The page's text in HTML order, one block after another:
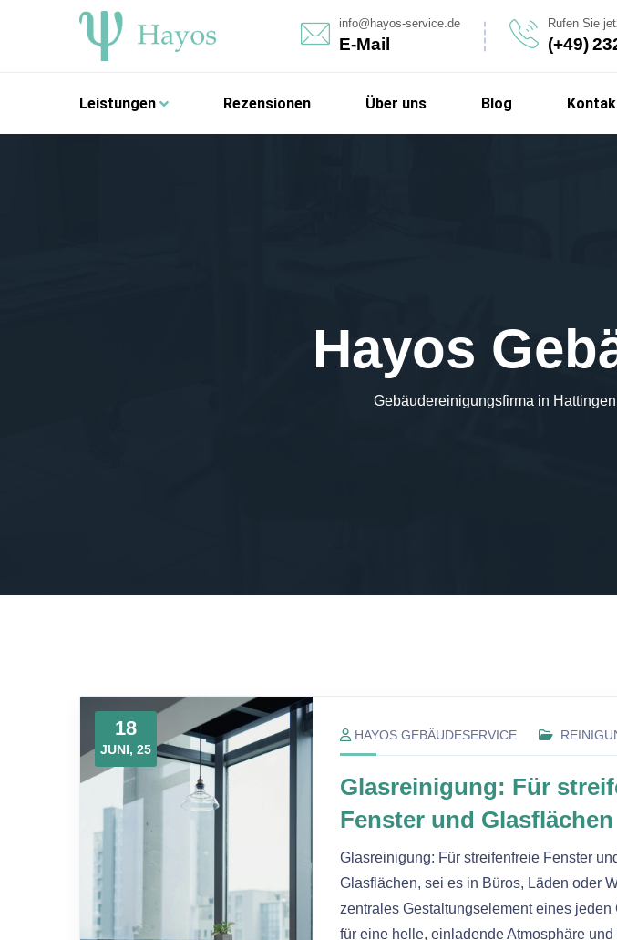
info@hayos-service.de
E-Mail
Rufen Sie
(+49)
Leistungen Rezensionen Über uns Blog
Hayos
Gebäudereinigungsfirma in Hattingen
18
JUNI, 25
HAYOS GEBÄUDESERVICE
Glasreinigung: Für
Fenster und Glasflächen
Glasreinigung: Für streifenfreie Fenster
Glasflächen, sei es in Büros, Läden oder
zentrales Gestaltungselement eines jeden
für eine helle, einladende Atmosphäre